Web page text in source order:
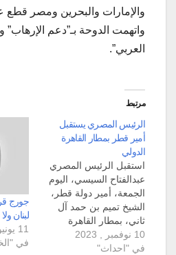
والإمارات والبحرين ومصر قطع
واتهمت الدوحة بـ”دعم
العربي”.
مرتبط
الرئيس المصري يستقبل
أمير قطر بمطار القاهرة
الدولي
استقبل الرئيس المصري
عبدالفتاح السيسي، اليوم
الجمعة، أمير دولة قطر،
الشيخ تميم بن حمد آل
ثاني، بمطار القاهرة
الدولي. قام الرئيس
السيسي بمصافحة الوفد
10 نوفمبر , 2023
في "احداث"
جورج
لبنان
11 يونيو , 2022
في